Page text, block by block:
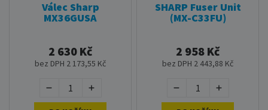
Válec Sharp
MX36GUSA
2 630 Kč
bez DPH 2 173,55 Kč
SHARP Fuser Unit
(MX-C33FU)
2 958 Kč
bez DPH 2 443,88 Kč